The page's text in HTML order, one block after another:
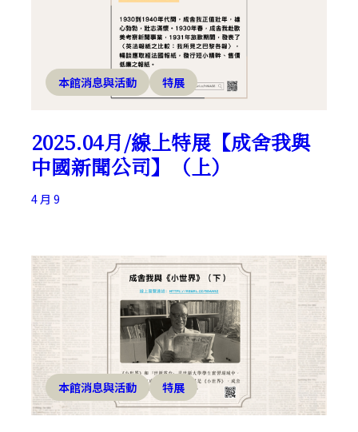
本館消息與活動 特展
2025.04月/線上特展【成舍我與
中國新聞公司】（上）
4 月 9
本館消息與活動 特展